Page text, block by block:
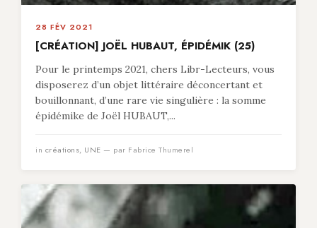
28 FÉV 2021
[CRÉATION] JOËL HUBAUT, ÉPIDÉMIK (25)
Pour le printemps 2021, chers Libr-Lecteurs, vous
disposerez d’un objet littéraire déconcertant et
bouillonnant, d’une rare vie singulière : la somme
épidémike de Joël HUBAUT,...
in créations, UNE — par Fabrice Thumerel